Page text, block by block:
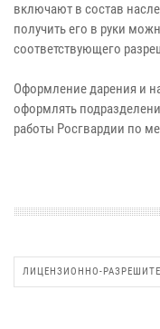
включают в состав
получить его в руки
соответствующего
Оформление дарения и
оформлять
работы Росгвардии по
ЛИЦЕНЗИОННО-